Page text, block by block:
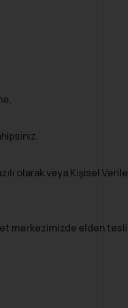
olarak veya Kişisel
merkezimizde elden